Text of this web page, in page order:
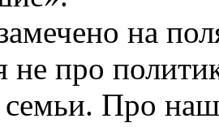
на
не про
Про